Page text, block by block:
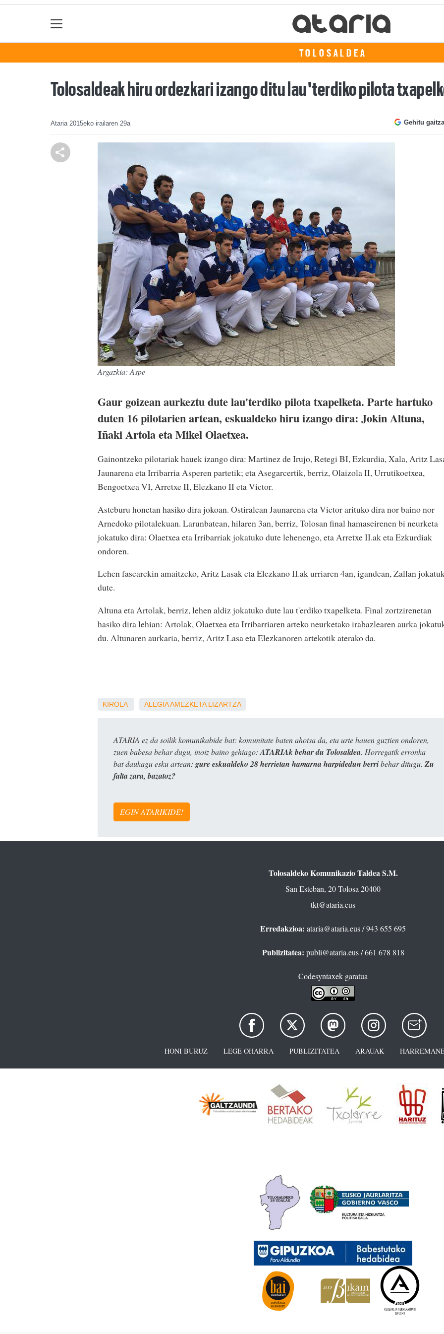
TOLOSALDEA
Tolosaldeak hiru ordezkari izango ditu lau'terdiko pilota
Ataria 2015eko irailaren 29a Gehitu
Argazkia: Aspe
Gaur goizean aurkeztu dute lau'terdiko pilota txapelketa. Parte hartuko
duten 16 pilotarien artean, eskualdeko hiru izango dira: Jokin Altuna,
Iñaki Artola eta Mikel Olaetxea.
Gainontzeko pilotariak hauek izango dira: Martinez de Irujo, Retegi BI, Ezkurdia, Xala, Aritz
Jaunarena eta Irribarria Asperen partetik; eta Asegarcertik, berriz, Olaizola II, Urrutikoetxea,
Bengoetxea VI, Arretxe II, Elezkano II eta Victor.
Asteburu honetan hasiko dira jokoan. Ostiralean Jaunarena eta Victor arituko dira nor baino nor
Arnedoko pilotalekuan. Larunbatean, hilaren 3an, berriz, Tolosan final hamaseirenen bi neurketa
jokatuko dira: Olaetxea eta Irribarriak jokatuko dute lehenengo, eta Arretxe II.ak eta Ezkurdiak
ondoren.
Lehen fasearekin amaitzeko, Aritz Lasak eta Elezkano II.ak urriaren 4an, igandean, Zallan
dute.
Altuna eta Artolak, berriz, lehen aldiz jokatuko dute lau t'erdiko txapelketa. Final zortzirenetan
hasiko dira lehian: Artolak, Olaetxea eta Irribarriaren arteko neurketako irabazlearen aurka
du. Altunaren aurkaria, berriz, Aritz Lasa eta Elezkanoren artekotik aterako da.
KIROLA ALEGIAAMEZKETA LIZARTZA
ATARIA ez da soilik komunikabide bat: komunitate baten ahotsa da, eta urte hauen guztien ondoren,
zuen babesa behar dugu, inoiz baino gehiago:ATARIAk behar du Tolosaldea. Horregatik erronka
bat daukagu esku artean: gure eskualdeko 28 herrietan hamarna harpidedun berribehar ditugu. Zu
falta zara, bazatoz?
EGIN ATARIKIDE!
Tolosaldeko Komunikazio Taldea S.M.
San Esteban, 20 Tolosa 20400
tkt@ataria.eus
Erredakzioa: ataria@ataria.eus/ 943 655 695
Publizitatea: publi@ataria.eus/ 661 678 818
Codesyntaxek garatua
HONI BURUZ LEGE OHARRA PUBLIZITATEA ARAUAK